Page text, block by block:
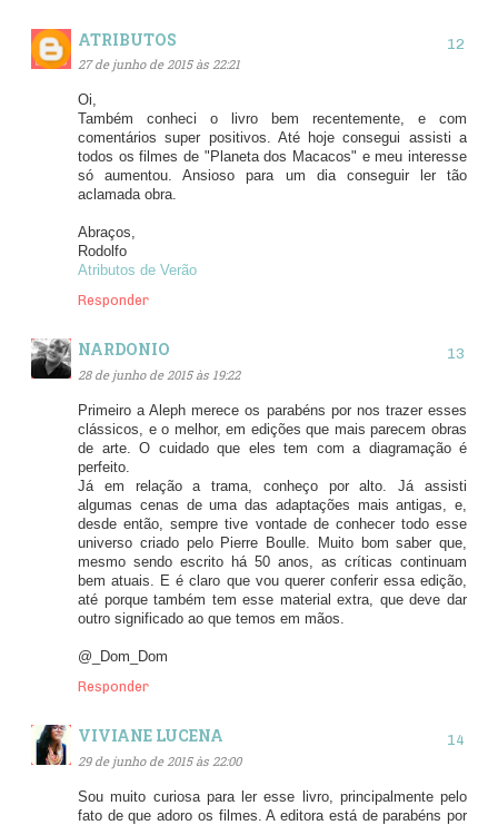
ATRIBUTOS
27 de junho de 2015 às 22:21
Oi,
Também conheci o livro bem recentemente, e com
comentários super positivos. Até hoje consegui assisti a
todos os filmes de "Planeta dos Macacos" e meu interesse
só aumentou. Ansioso para um dia conseguir ler tão
aclamada obra.
Abraços,
Rodolfo
Atributos de Verão
Responder
NARDONIO
28 de junho de 2015 às 19:22
Primeiro a Aleph merece os parabéns por nos trazer esses
clássicos, e o melhor, em edições que mais parecem obras
de arte. O cuidado que eles tem com a diagramação é
perfeito.
Já em relação a trama, conheço por alto. Já assisti
algumas cenas de uma das adaptações mais antigas, e,
desde então, sempre tive vontade de conhecer todo esse
universo criado pelo Pierre Boulle. Muito bom saber que,
mesmo sendo escrito há 50 anos, as críticas continuam
bem atuais. E é claro que vou querer conferir essa edição,
até porque também tem esse material extra, que deve dar
outro significado ao que temos em mãos.
@_Dom_Dom
Responder
VIVIANE LUCENA
29 de junho de 2015 às 22:00
Sou muito curiosa para ler esse livro, principalmente pelo
fato de que adoro os filmes. A editora está de parabéns por